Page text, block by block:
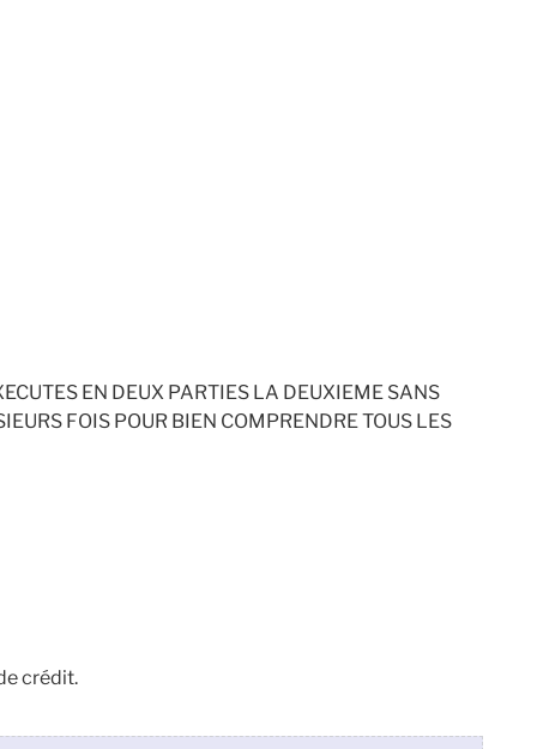
EN DEUX PARTIES LA DEUXIEME SANS
FOIS POUR BIEN COMPRENDRE TOUS LES
crédit.